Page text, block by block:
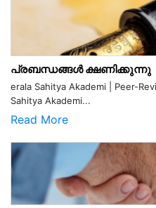
പ്രബന്ധങ്ങൾ ക്ഷണിക്കുന്നു
erala Sahitya Akademi | Peer-
Sahitya Akademi...
Read More